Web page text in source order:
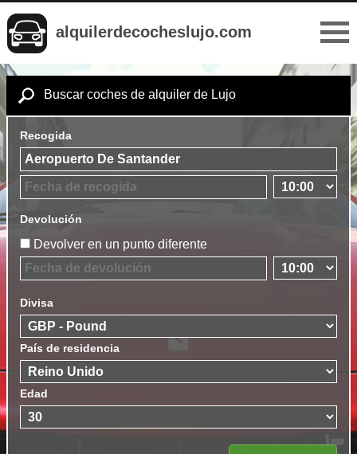
alquilerdecocheslujo.com
Buscar coches de alquiler de Lujo
Recogida
Devolución
Devolver en un punto diferente
Divisa
País de residencia
Edad